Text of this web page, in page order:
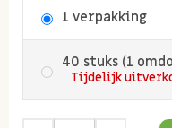
1 verpakking
40 stuks (1
Tijdelijk